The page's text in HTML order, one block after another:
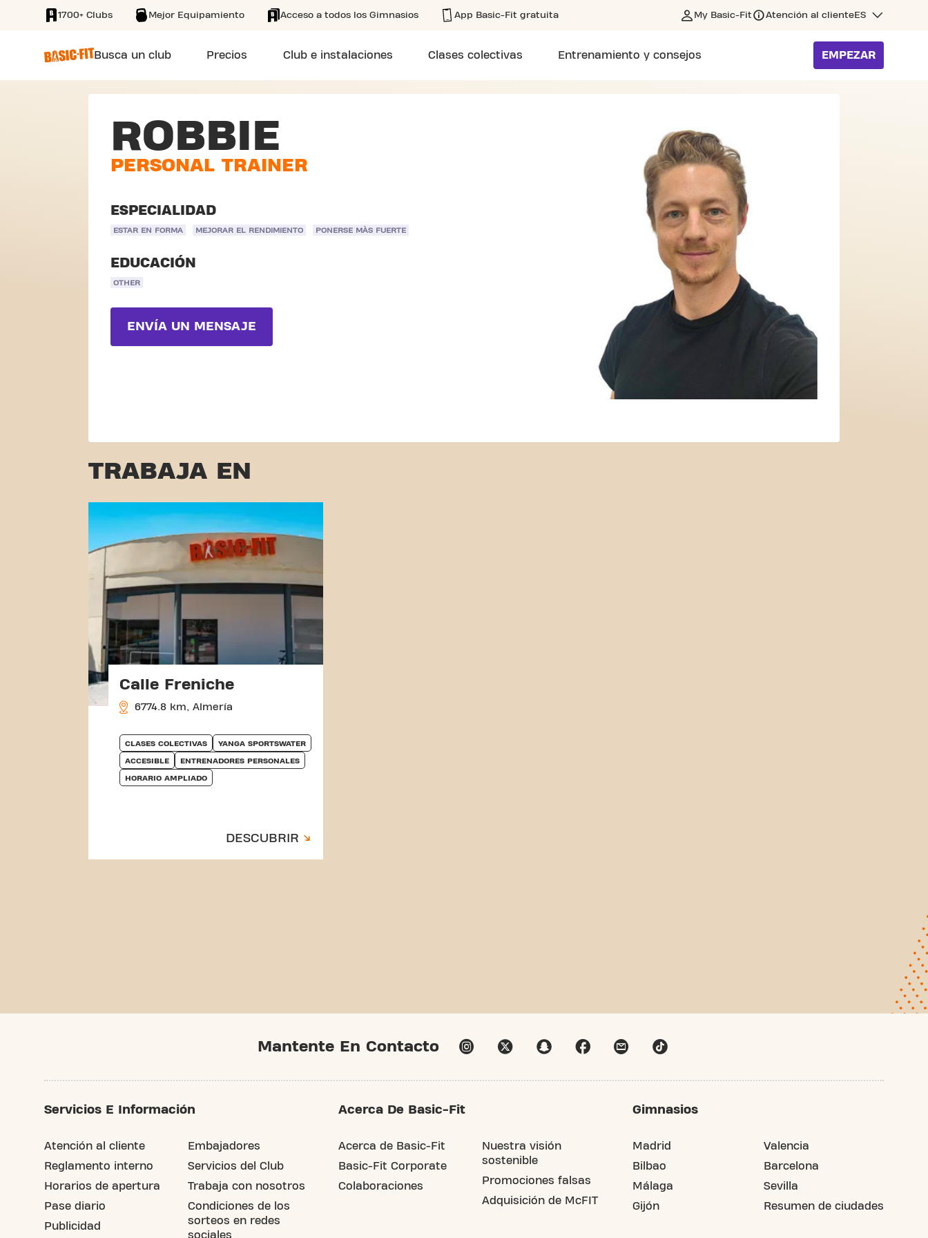
SKIP TO MAIN CONTENT
1700+ Clubs Mejor Equipamiento Acceso a todos los Gimnasios App Basic-Fit gratuita My Basic-Fit Atención al clienteES
Busca un club Precios Club e instalaciones Clases colectivas Entrenamiento y consejos EMPEZAR
ROBBIE
PERSONAL TRAINER
ESPECIALIDAD
ESTAR EN FORMA MEJORAR EL RENDIMIENTO PONERSE MÀS FUERTE
EDUCACIÓN
OTHER
ENVÍA UN MENSAJE
TRABAJA EN
Calle Freniche
6774.8 km, Almería
CLASES COLECTIVAS YANGA SPORTSWATER
ACCESIBLE ENTRENADORES PERSONALES
HORARIO AMPLIADO
DESCUBRIR
Mantente En Contacto
Servicios E Información
Atención al cliente
Reglamento interno
Horarios de apertura
Pase diario
Publicidad
Embajadores
Servicios del Club
Trabaja con nosotros
Condiciones de los
sorteos en redes
sociales
Acerca De Basic-Fit
Acerca de Basic-Fit
Basic-Fit Corporate
Colaboraciones
Nuestra visión
sostenible
Promociones falsas
Adquisición de McFIT
Gimnasios
Madrid
Bilbao
Málaga
Gijón
Valencia
Barcelona
Sevilla
Resumen de ciudades